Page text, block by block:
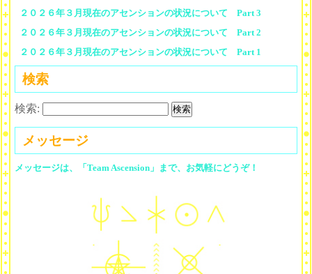
２０２６年３月現在のアセンションの状況について Part 3
２０２６年３月現在のアセンションの状況について Part 2
２０２６年３月現在のアセンションの状況について Part 1
検索
検索:
メッセージ
メッセージは、「Team Ascension」まで、お気軽にどうぞ！